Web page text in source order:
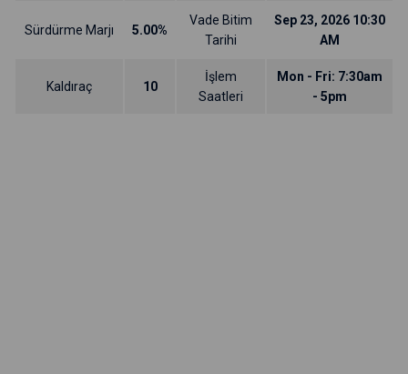
Sürdürme Marjı 5.00%
Vade Bitim
Tarihi
Sep 23, 2026 10:30
AM
Kaldıraç 10
İşlem
Saatleri
Mon - Fri: 7:30am
- 5pm